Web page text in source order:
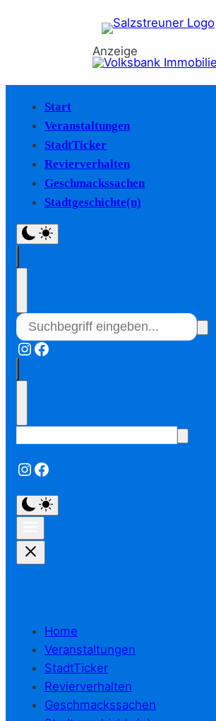
Anzeige
Start
Veranstaltungen
StadtTicker
Revierverhalten
Geschmackssachen
Stadtgeschichte(n)
Instagram
Facebook
Instagram
Facebook
Home
Veranstaltungen
StadtTicker
Revierverhalten
Geschmackssachen